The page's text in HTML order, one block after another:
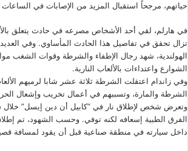
حياتهم، مرجحاً استقبال المزيد من الإصابات في الساعات
في هارلم، لقي أحد الأشخاص مصرعه في حادث يتعلق
تزال تحقق في تفاصيل هذا الحادث المأساوي. وفي
الهولندية، شهد رجال الإطفاء والشرطة وقوات الشغب
الشوارع واعتداءات بالألعاب النارية.
وفي زاندام اعتقلت الشرطة ثلاثة عشر شابا لرميهم
الشرطة والمارة، وتسببهم في أعمال تخريب وإشعال
وتعرض شخص لإطلاق نار في “كابيل أن دين إيسل”
الفرق الطبية إسعافه لكنه توفي. وحسب الشهود، تم
داخل سيارته في منطقة صناعية قبل أن يقود لمسافة